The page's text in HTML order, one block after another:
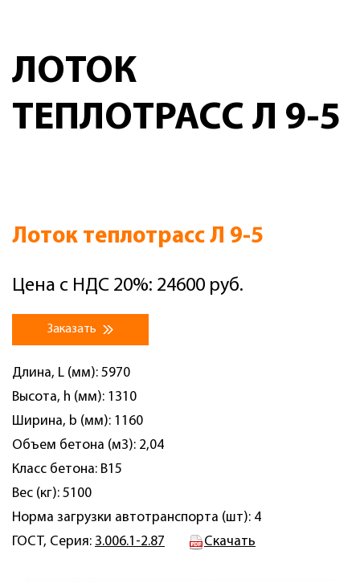
ЛОТОК
ТЕПЛОТРАСС Л 9-5
Лоток теплотрасс Л 9-5
Цена с НДС 20%: 24600 руб.
Заказать
Длина, L (мм): 5970
Высота, h (мм): 1310
Ширина, b (мм): 1160
Объем бетона (м3): 2,04
Класс бетона: B15
Вес (кг): 5100
Норма загрузки автотранспорта (шт): 4
ГОСТ, Серия: 3.006.1-2.87 Скачать